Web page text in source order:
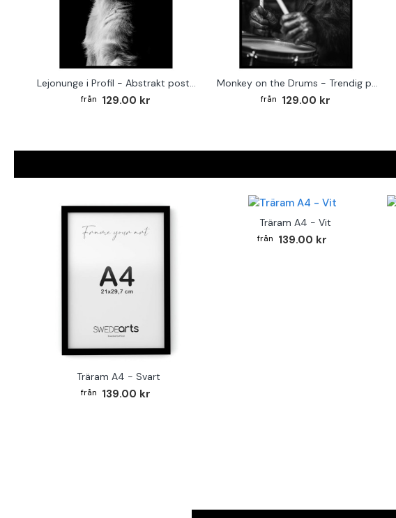
Lejonunge i Profil - Abstrakt poster i svartvitt
129.00 kr
Monkey on the Drums - Trendig poster
129.00 kr
Träram A4 - Svart
139.00 kr
Träram A4 - Vit
139.00 kr